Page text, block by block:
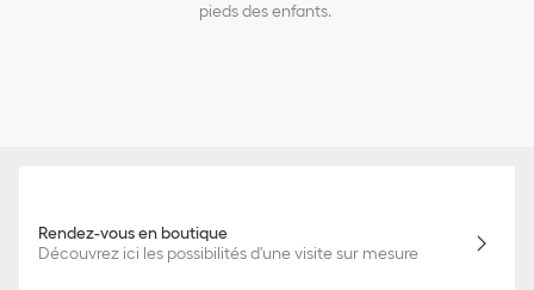
Christian Dior Atelier
pieds des enfants.
Rendez-vous en boutique
Découvrez ici les possibilités d'une visite sur mesure